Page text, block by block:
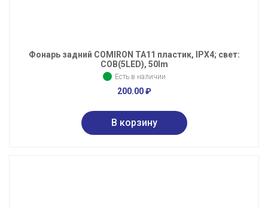
Фонарь задний COMIRON TA11 пластик, IPX4; свет:
COB(5LED), 50lm
Есть в наличии
200.00₽